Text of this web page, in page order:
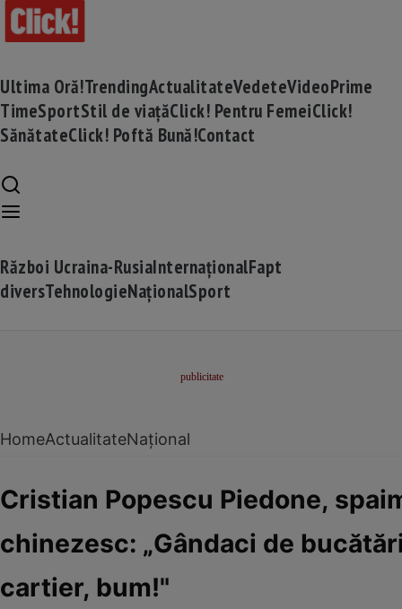
Ultima Oră!TrendingActualitateVedeteVideoPrime
TimeSportStil de viațăClick! Pentru FemeiClick!
SănătateClick! Poftă Bună!Contact
Război Ucraina-RusiaInternaționalFapt
diversTehnologieNaționalSport
HomeActualitateNațional
Cristian Popescu Piedone,
chinezesc: „Gândaci de
cartier, bum!"